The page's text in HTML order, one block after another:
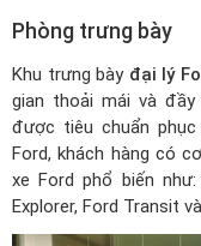
Phòng trưng bày
Khu trưng bày đại lý
gian thoải mái và đầy
được tiêu chuẩn
Ford, khách hàng có
xe Ford phổ biến như:
Explorer, Ford Transit